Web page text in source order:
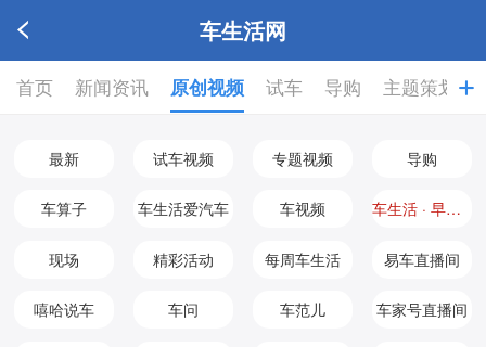
车生活网
首页 新闻资讯 原创视频 试车 导购 主题策划 
最新 试车视频 专题视频 导购
车算子 车生活爱汽车 车视频 车生活 · 早知道
现场 精彩活动 每周车生活 易车直播间
嘻哈说车 车问 车范儿 车家号直播间